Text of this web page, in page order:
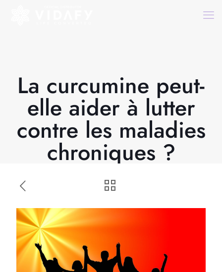
La curcumine peut-
elle aider à lutter
contre les maladies
chroniques ?